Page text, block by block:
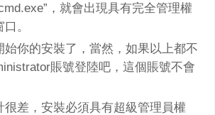
，就會出現具有完全管理權
。
始你的安裝了，當然，如果以上都不
賬號登陸吧，這個賬號不會
很差，安裝必須具有超級管理員權